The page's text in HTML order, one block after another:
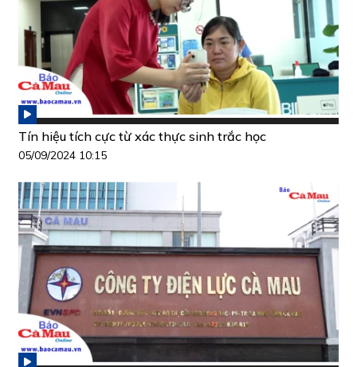
Tín hiệu tích cực từ xác thực sinh trắc học
05/09/2024 10:15